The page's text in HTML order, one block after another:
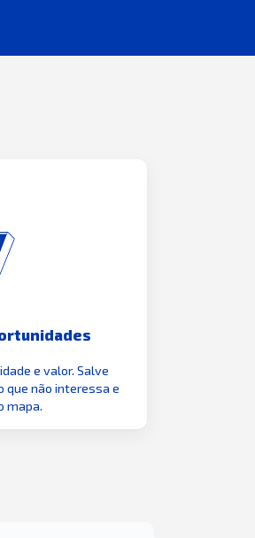
e valor. Salve
que não interessa e
mapa.